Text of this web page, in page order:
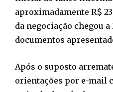
aproximadamente R$
da negociação chegou
documentos
Após o suposto
orientações por e-mail